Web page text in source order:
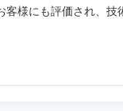
客様にも評価され、